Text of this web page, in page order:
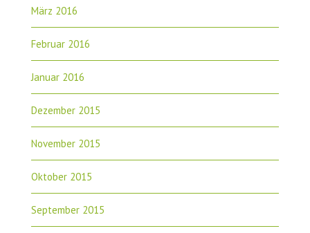
März 2016
Februar 2016
Januar 2016
Dezember 2015
November 2015
Oktober 2015
September 2015